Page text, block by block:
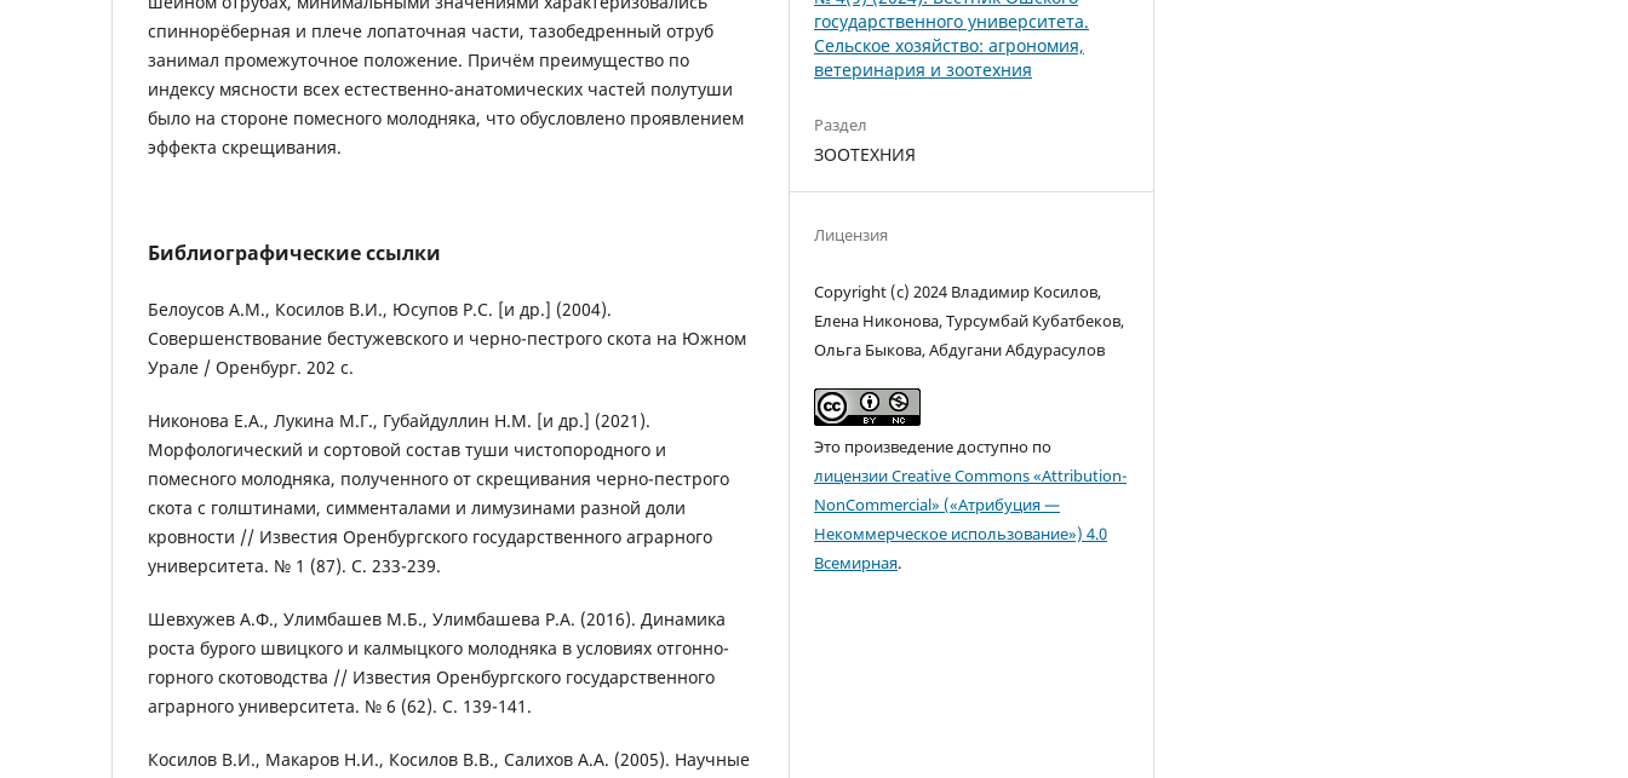
спиннорёберная и плече лопаточная части, тазобедренный отруб
занимал промежуточное положение. Причём преимущество по
индексу мясности всех естественно-анатомических частей полутуши
было на стороне помесного молодняка, что обусловлено проявлением
эффекта скрещивания.
Библиографические ссылки
Белоусов А.М., Косилов В.И., Юсупов Р.С. [и др.] (2004).
Совершенствование бестужевского и черно-пестрого скота на Южном
Урале / Оренбург. 202 с.
Никонова Е.А., Лукина М.Г., Губайдуллин Н.М. [и др.] (2021).
Морфологический и сортовой состав туши чистопородного и
помесного молодняка, полученного от скрещивания черно-пестрого
скота с голштинами, симменталами и лимузинами разной доли
кровности // Известия Оренбургского государственного аграрного
университета. № 1 (87). С. 233-239.
Шевхужев А.Ф., Улимбашев М.Б., Улимбашева Р.А. (2016). Динамика
роста бурого швицкого и калмыцкого молодняка в условиях отгонно-
горного скотоводства // Известия Оренбургского государственного
аграрного университета. № 6 (62). С. 139-141.
Косилов В.И., Макаров Н.И., Косилов В.В., Салихов А.А. (2005). Научные
государственного университета.
Сельское хозяйство: агрономия,
ветеринария и зоотехния
Раздел
ЗООТЕХНИЯ
Лицензия
Copyright (c) 2024 Владимир Косилов,
Елена Никонова, Турсумбай Кубатбеков,
Ольга Быкова, Абдугани Абдурасулов
Это произведение доступно по
лицензии Creative Commons «Attribution-
NonCommercial» («Атрибуция —
Некоммерческое использование») 4.0
Всемирная.